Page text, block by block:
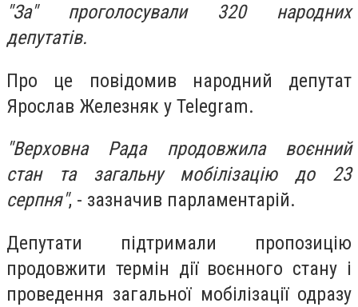
"За" проголосували 320 народних
депутатів.
Про це повідомив народний депутат
Ярослав Железняк у Telegram.
"Верховна Рада продовжила воєнний
стан
та загальну мобілізаціюдо 23
серпня", - зазначив парламентарій.
Депутати підтримали пропозицію
продовжити термін дії воєнного стану і
проведення загальної мобілізації одразу